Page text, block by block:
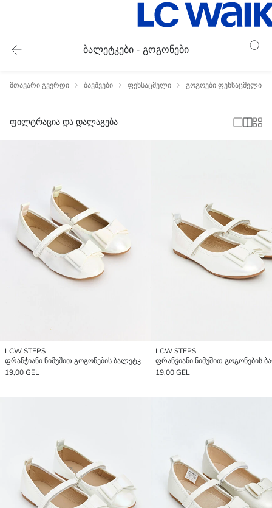
ბალეტკები - გოგონები
მთავარი გვერდი ბავშვები ფეხსაცმელი გოგოები ფეხსაცმელი
ფილტრაცია და დალაგება
LCW STEPS
ფრანჭიანი ნიმუშით გოგონების ბალეტკები
19,00 GEL
LCW STEPS
19,00 GEL